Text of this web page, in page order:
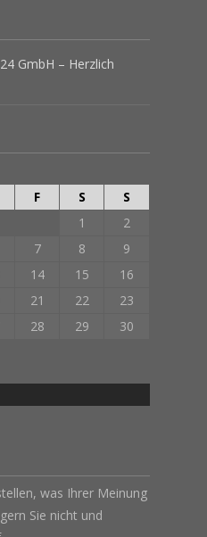
GmbH – Herzlich
F S
S
1
2
7 8
9
14 15
16
21 22
23
28 29
30
was Ihrer Meinung
Sie nicht und